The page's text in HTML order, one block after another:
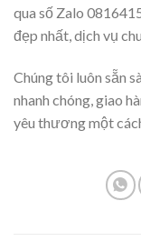
qua số Zalo
đẹp nhất, dịch vụ
Chúng tôi luôn sẵn
nhanh chóng, giao
yêu thương một